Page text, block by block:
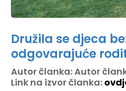
Družila se djeca
odgovarajuće
Autor članka: Autor
Link na izvor članka: